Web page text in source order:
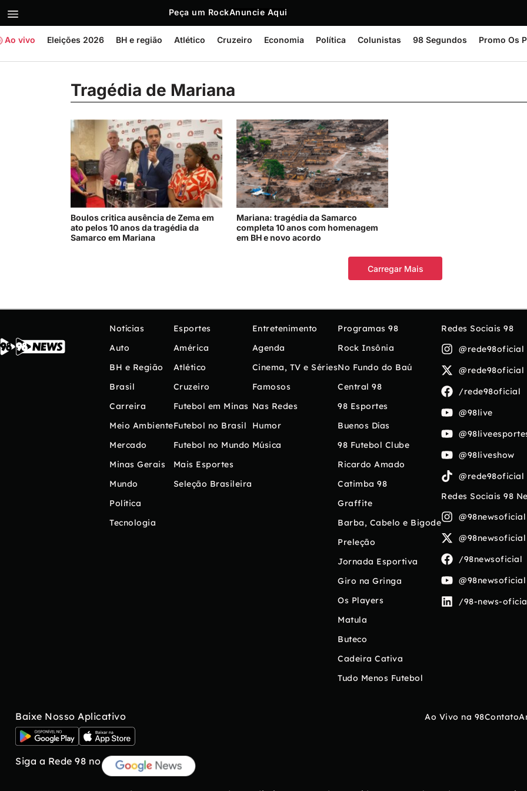
Peça um RockAnuncie Aqui
Ao vivo Eleições 2026 BH e região Atlético Cruzeiro Economia Política Colunistas 98 Segundos Promo Os
Tragédia de Mariana
Boulos critica ausência de Zema em
ato pelos 10 anos da tragédia da
Samarco em Mariana
Mariana: tragédia da Samarco
completa 10 anos com homenagem
em BH e novo acordo
Carregar Mais
Notícias
Auto
BH e Região
Brasil
Carreira
Meio Ambiente
Mercado
Minas Gerais
Mundo
Política
Tecnologia
Esportes
América
Atlético
Cruzeiro
Futebol em Minas
Futebol no Brasil
Futebol no Mundo
Mais Esportes
Seleção Brasileira
Entretenimento
Agenda
Cinema, TV e Séries
Famosos
Nas Redes
Humor
Música
Programas 98
Rock Insônia
No Fundo do Baú
Central 98
98 Esportes
Buenos Días
98 Futebol Clube
Ricardo Amado
Catimba 98
Graffite
Barba, Cabelo e Bigode
Preleção
Jornada Esportiva
Giro na Gringa
Os Players
Matula
Buteco
Cadeira Cativa
Tudo Menos Futebol
Redes Sociais 98
@rede98oficial
@rede98oficial
/rede98oficial
@98live
@98liveshow
@rede98oficial
Redes Sociais 98
@98newsoficial
@98newsoficial
/98newsoficial
@98newsoficial
/98-news-
Baixe Nosso Aplicativo
Siga a Rede 98 no
Ao Vivo na 98Contato